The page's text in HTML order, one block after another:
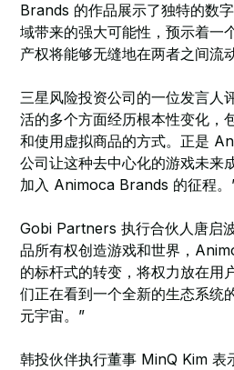
Brands 的作品展示了独特的数
域带来的强大可能性，预示着一
产权将能够无缝地在两者之间流
三星风险投资公司的一位发言人
活的多个方面经历根本性变化，
和使用虚拟商品的方式。正是
公司让这种去中心化的游戏未来
加入 Animoca Brands 的征程。
Gobi Partners 执行合伙人唐启
品所有权创造游戏和世界，
的标杆式的转变，将权力放在用
们正在看到一个全新的生态系
元宇宙。”
韩投伙伴执行董事 MinQ Kim 表